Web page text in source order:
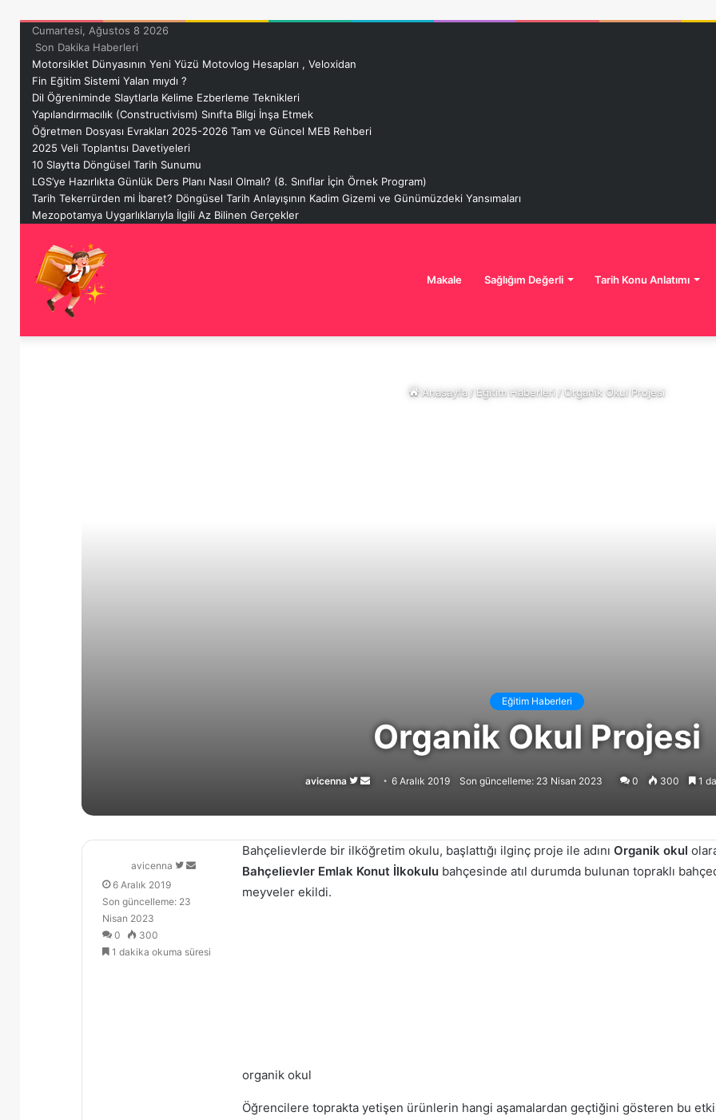
Cumartesi, Ağustos 8 2026
Son Dakika Haberleri
Motorsiklet Dünyasının Yeni Yüzü Motovlog Hesapları , Veloxidan
Fin Eğitim Sistemi Yalan mıydı ?
Dil Öğreniminde Slaytlarla Kelime Ezberleme Teknikleri
Yapılandırmacılık (Constructivism) Sınıfta Bilgi İnşa Etmek
Öğretmen Dosyası Evrakları 2025-2026 Tam ve Güncel MEB Rehberi
2025 Veli Toplantısı Davetiyeleri
10 Slaytta Döngüsel Tarih Sunumu
LGS’ye Hazırlıkta Günlük Ders Planı Nasıl Olmalı? (8. Sınıflar İçin Örnek Program)
Tarih Tekerrürden mi İbaret? Döngüsel Tarih Anlayışının Kadim Gizemi ve Günümüzdeki Yansımaları
Mezopotamya Uygarlıklarıyla İlgili Az Bilinen Gerçekler
Makale Sağlığım Değerli Tarih Konu Anlatımı
Anasayfa/Eğitim Haberleri /Organik Okul Projesi
Eğitim Haberleri
Organik Okul Projesi
avicenna
Follow
X
Bir
posta
göndermek
6 Aralık 2019 Son güncelleme: 23 Nisan 2023 0 300 1
Bahçelievlerde bir ilköğretim okulu, başlattığı ilginç proje ile adını Organik okul
Bahçelievler Emlak Konut İlkokulu bahçesinde atıl durumda bulunan topraklı
meyveler ekildi.
organik okul
Öğrencilere toprakta yetişen ürünlerin hangi aşamalardan geçtiğini gösteren bu
avicenna
Follow
X
Bir
6 Aralık 2019
Son güncelleme: 23
Nisan 2023
0
300
1 dakika okuma süresi